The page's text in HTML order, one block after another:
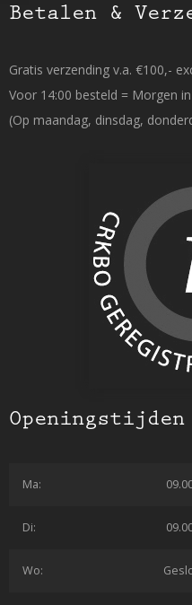
Betalen &
Gratis verzending v.a. €100,-
Voor 14:00 besteld = Morgen
(Op maandag, dinsdag,
Openingstijden
Ma:
Di:
Wo: